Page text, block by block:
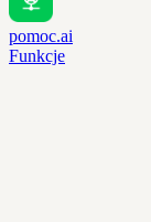
pomoc.ai
Funkcje